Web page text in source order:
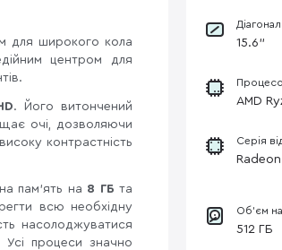
для широкого кола
центром для
. Його витончений
очі, дозволяючи
контрастність
пам'ять на 8 ГБта
всю необхідну
насолоджуватися
процеси значно
15.6"
AMD
Серія
Об'єм
512 ГБ